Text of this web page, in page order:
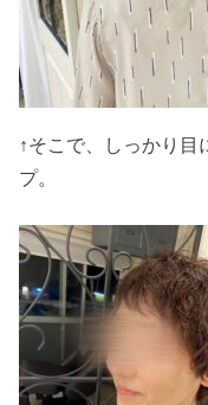
↑そこで、しっかり目
プ。